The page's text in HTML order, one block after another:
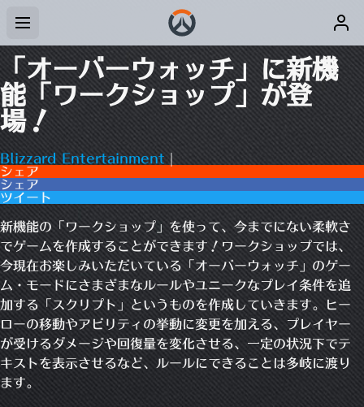
「オーバーウォッチ」に新機
能「ワークショップ」が登
場！
Blizzard Entertainment|
シェア
シェア
ツイート
新機能の「ワークショップ」を使って、今までにない柔軟さ
でゲームを作成することができます！ワークショップでは、
今現在お楽しみいただいている「オーバーウォッチ」のゲー
ム・モードにさまざまなルールやユニークなプレイ条件を追
加する「スクリプト」というものを作成していきます。ヒー
ローの移動やアビリティの挙動に変更を加える、プレイヤー
が受けるダメージや回復量を変化させる、一定の状況下でテ
キストを表示させるなど、ルールにできることは多岐に渡り
ます。